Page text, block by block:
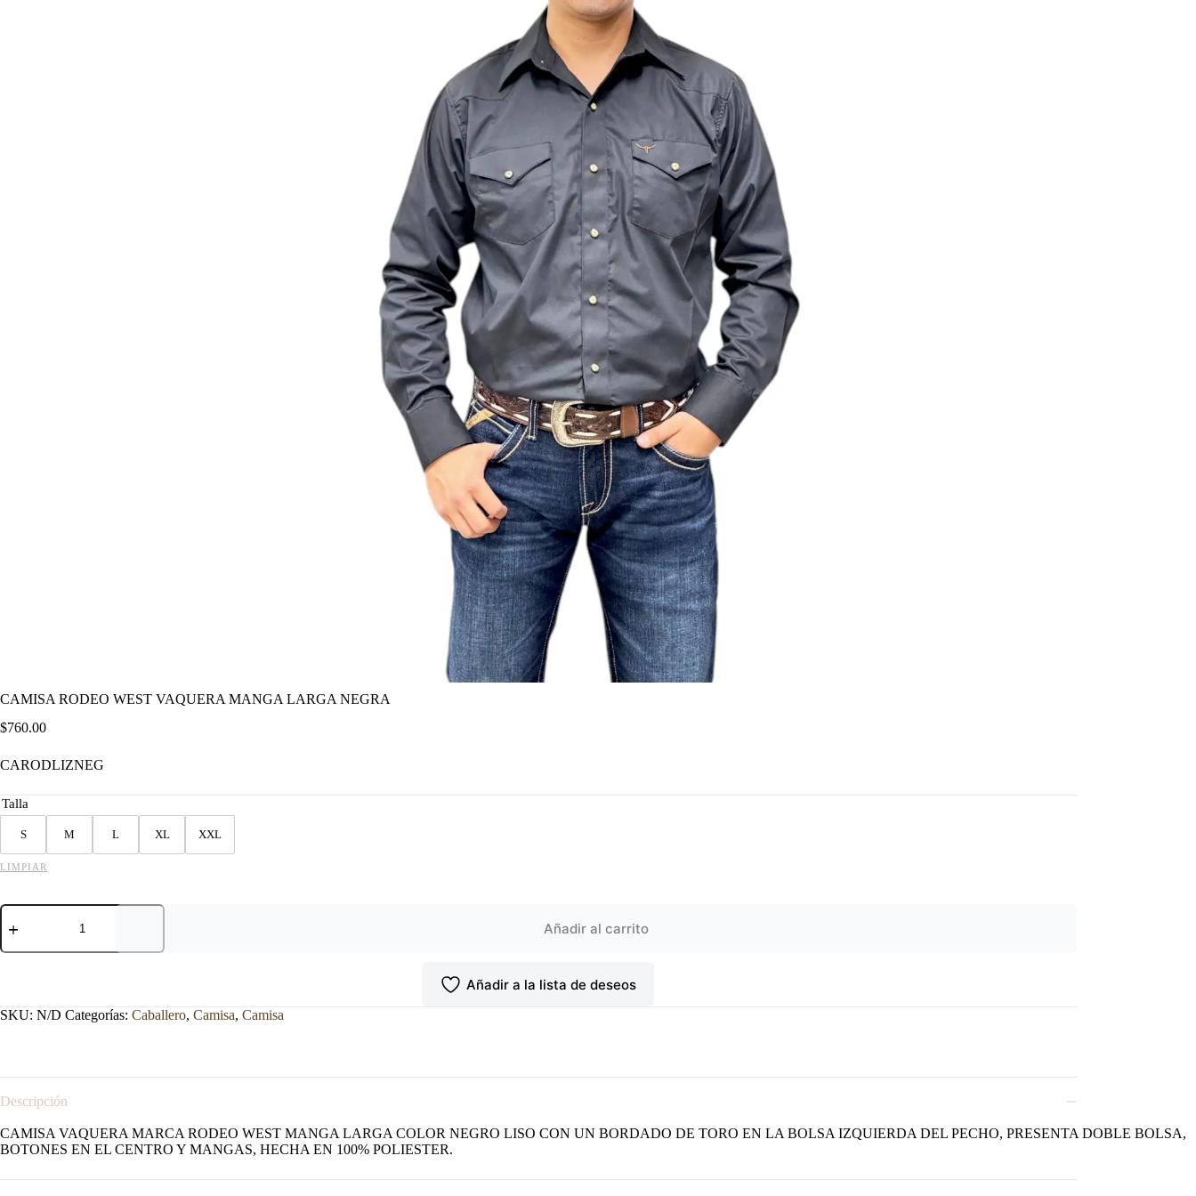
CAMISA RODEO WEST VAQUERA MANGA LARGA NEGRA
$760.00
CARODLIZNEG
Talla
S M L XL XXL
LIMPIAR
CAMISA
RODEO
VAQUERA
cantidad
Añadir al carrito
Añadir a la lista de deseos
SKU: N/D Categorías: Caballero, Camisa, Camisa
Descripción
CAMISA VAQUERA MARCA RODEO WEST MANGA LARGA COLOR NEGRO LISO CON UN BORDADO DE TORO EN LA BOLSA IZQUIERDA DEL PECHO, PRESENTA DOBLE BOLSA,
BOTONES EN EL CENTRO Y MANGAS, HECHA EN 100% POLIESTER.